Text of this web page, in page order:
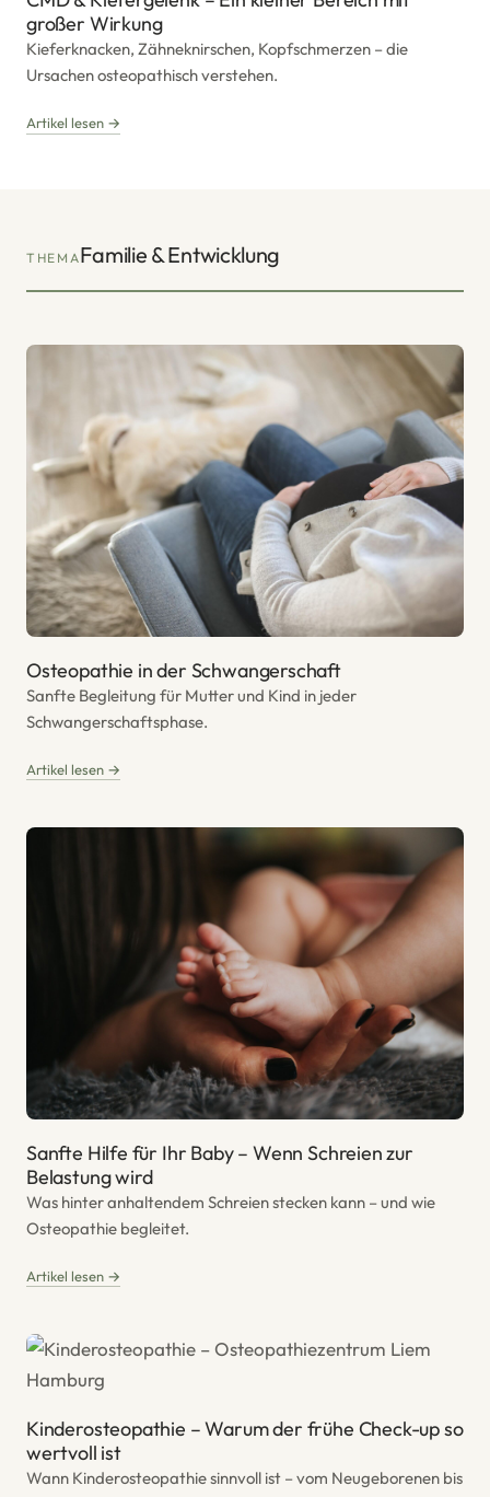
großer Wirkung
Kieferknacken, Zähneknirschen, Kopfschmerzen – die
Ursachen osteopathisch verstehen.
Artikel lesen →
THEMAFamilie & Entwicklung
Osteopathie in der Schwangerschaft
Sanfte Begleitung für Mutter und Kind in jeder
Schwangerschaftsphase.
Artikel lesen →
Sanfte Hilfe für Ihr Baby – Wenn Schreien zur
Belastung wird
Was hinter anhaltendem Schreien stecken kann – und wie
Osteopathie begleitet.
Artikel lesen →
Kinderosteopathie – Warum der frühe Check-up so
wertvoll ist
Wann Kinderosteopathie sinnvoll ist – vom Neugeborenen bis